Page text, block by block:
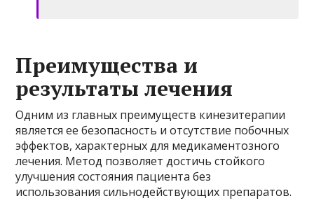
Преимущества и
результаты лечения
Одним из главных преимуществ кинезитерапии
является ее безопасность и отсутствие побочных
эффектов, характерных для медикаментозного
лечения. Метод позволяет достичь стойкого
улучшения состояния пациента без
использования сильнодействующих препаратов.